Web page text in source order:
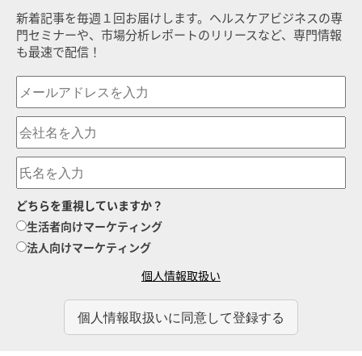
新着記事を毎週１回お届けします。ヘルスケアビジネスの専
門セミナーや、市場分析レポートのリリースなど、専門情報
も最速で配信！
どちらを重視していますか？
生活者向けマーケティング
法人向けマーケティング
個人情報取扱い